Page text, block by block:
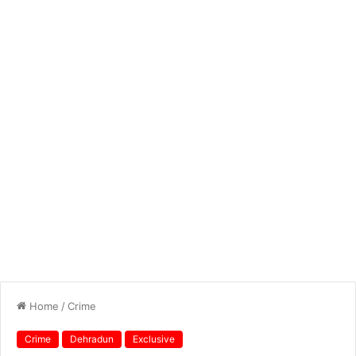
Home /Crime
Crime Dehradun Exclusive